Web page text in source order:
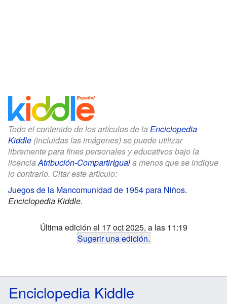
Todo el contenido de los artículos de la Enciclopedia
Kiddle (incluidas las imágenes) se puede utilizar
libremente para fines personales y educativos bajo la
licenciaAtribución-CompartirIguala menos que se indique
lo contrario. Citar este artículo:
Juegos de la Mancomunidad de 1954 para Niños.
Enciclopedia Kiddle.
Última edición el 17 oct 2025, a las 11:19
Sugerir una edición.
Enciclopedia Kiddle